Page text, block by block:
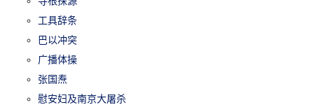
工具辞条
巴以冲突
广播体操
张国焘
慰安妇及南京大屠杀